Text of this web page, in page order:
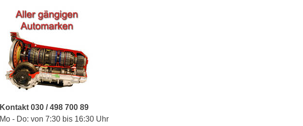
Kontakt 030 / 498 700 89
Mo - Do: von 7:30 bis 16:30 Uhr